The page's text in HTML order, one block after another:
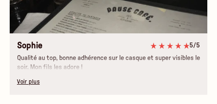
Sophie
5/5
Qualité au top, bonne adhérence sur le casque et super visibles le
soir. Mon fils les adore !
Voir plus